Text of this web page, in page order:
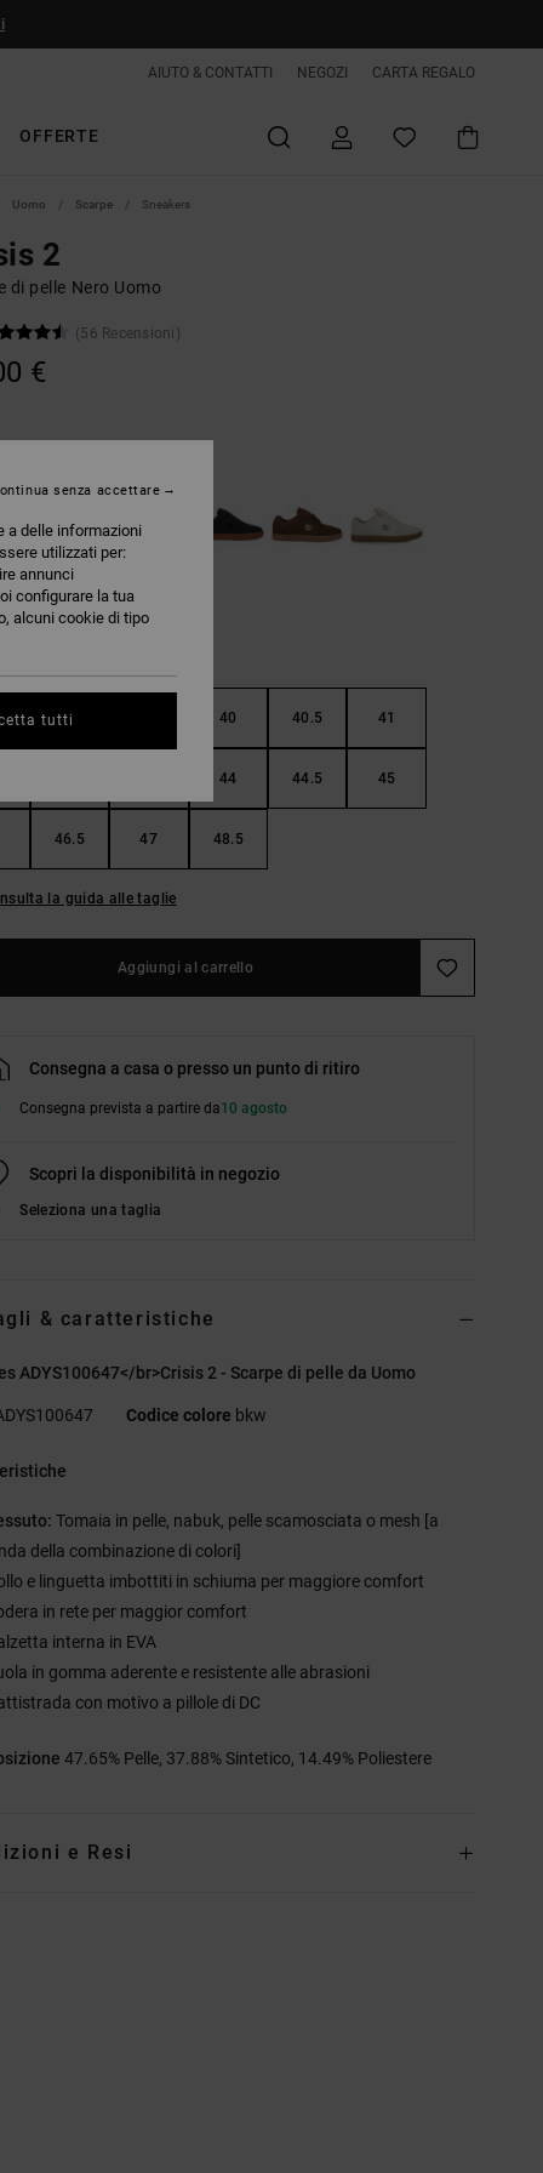
AIUTO & CONTATTI NEGOZI CARTA REGALO
OFFERTE
Uomo Scarpe Sneakers
2
di pelle Nero Uomo
(56 Recensioni)
€
38.5 40 40.5 41
44 44.5 45
46.5 47 48.5
la guida alle taglie
Aggiungi al carrello
Consegna a casa o presso un punto di ritiro
Consegna prevista a partire da10 agosto
Scopri la disponibilità in negozio
Seleziona una taglia
& caratteristiche
ADYS100647</br>Crisis 2 - Scarpe di pelle da Uomo
Codice colore bkw
Tomaia in pelle, nabuk, pelle scamosciata o mesh [a
della combinazione di colori]
e linguetta imbottiti in schiuma per maggiore comfort
in rete per maggior comfort
interna in EVA
in gomma aderente e resistente alle abrasioni
con motivo a pillole di DC
47.65% Pelle, 37.88% Sintetico, 14.49% Poliestere
e Resi
a delle informazioni
utilizzati per:
annunci
configurare la tua
alcuni cookie di tipo
senza accettare
tutti